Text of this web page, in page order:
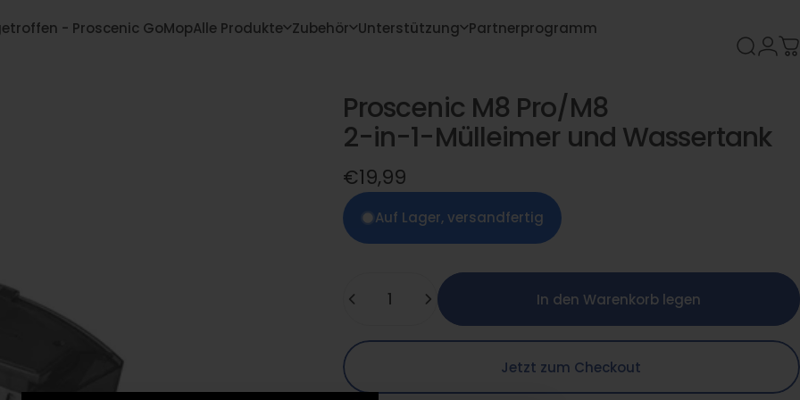
- Proscenic GoMopAlle Produkte Zubehör Unterstützung Partnerprogramm
Proscenic M8 Pro/M8
2-in-1-Mülleimer und Wassertank
€19,99
Auf Lager, versandfertig
In den Warenkorb legen
Jetzt zum Checkout